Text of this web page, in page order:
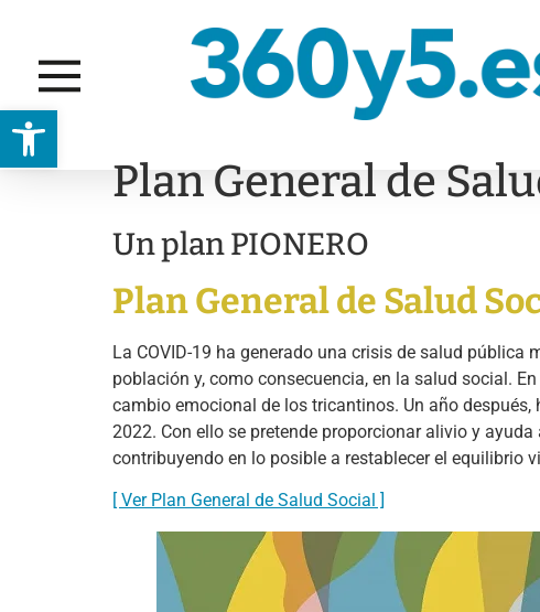
Abrir barra de herramientas
Plan General de
Un plan PIONERO
Plan General de Salud
La COVID-19 ha generado una crisis de salud
población y, como consecuencia, en la salud social.
cambio emocional de los tricantinos. Un año
2022. Con ello se pretende proporcionar alivio y
contribuyendo en lo posible a restablecer el equilibrio
[ Ver Plan General de Salud Social ]